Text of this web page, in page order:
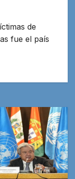
de
fue el país